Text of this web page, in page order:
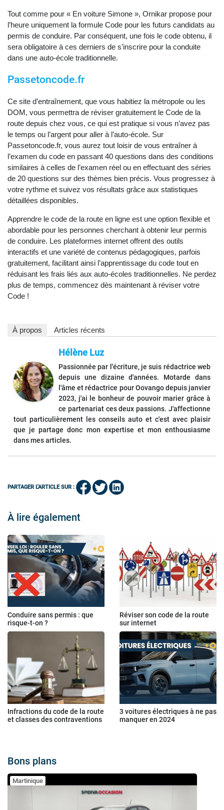
Tout comme pour « En voiture Simone », Ornikar propose pour
l’heure uniquement la formule Code pour les futurs candidats au
permis de conduire. Par conséquent, une fois le code obtenu, il
sera obligatoire à ces derniers de s’inscrire pour la conduite
dans une auto-école traditionnelle.
Passetoncode.fr
Ce site d’entraînement, que vous habitiez la métropole ou les
DOM, vous permettra de réviser gratuitement le Code de la
route depuis chez vous, ce qui est pratique si vous n’avez pas
le temps ou l’argent pour aller à l’auto-école. Sur
Passetoncode.fr, vous aurez tout loisir de vous entraîner à
l’examen du code en passant 40 questions dans des conditions
similaires à celles de l’examen réel ou en effectuant des séries
de 20 questions sur des thèmes bien précis. Vous progressez à
votre rythme et suivez vos résultats grâce aux statistiques
détaillées disponibles.
Apprendre le code de la route en ligne est une option flexible et
abordable pour les personnes cherchant à obtenir leur permis
de conduire. Les plateformes internet offrent des outils
interactifs et une variété de contenus pédagogiques, parfois
gratuitement, facilitant ainsi l’apprentissage du code tout en
réduisant les frais liés aux auto-écoles traditionnelles. Ne perdez
plus de temps, commencez dès maintenant à réviser votre
Code !
À propos Articles récents
Hélène Luz
Passionnée par l'écriture, je suis rédactrice web
depuis une dizaine d'années. Motarde dans
l'âme et rédactrice pour Oovango depuis janvier
2023, j'ai le bonheur de pouvoir marier grâce à
ce partenariat ces deux passions. J'affectionne
tout particulièrement les conseils auto et c'est avec plaisir
que je partage donc mon expertise et mon enthousiasme
dans mes articles.
PARTAGER L'ARTICLE SUR :
À lire également
Conduire sans permis : que
risque-t-on ?
Réviser son code de la route
sur internet
Infractions du code de la route
et classes des contraventions
3 voitures électriques à ne pas
manquer en 2024
Bons plans
Martinique